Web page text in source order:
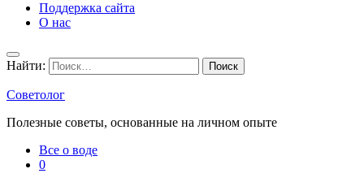
Поддержка сайта
О нас
Найти:
Советолог
Полезные советы, основанные на личном опыте
Все о воде
0